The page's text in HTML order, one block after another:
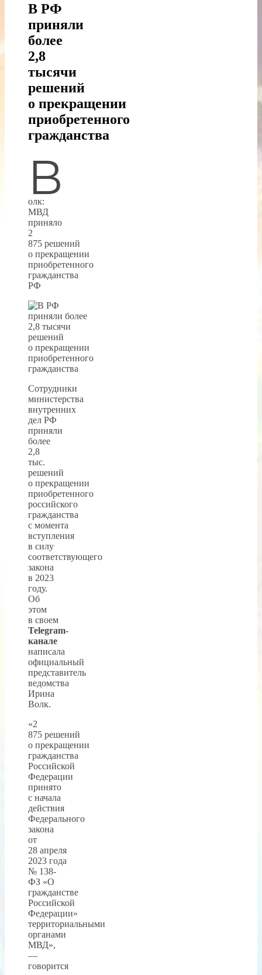
В РФ
приняли
более
2,8
тысячи
решений
о прекращении
приобретенного
гражданства
В
олк:
МВД
приняло
2
875 решений
о прекращении
приобретенного
гражданства
РФ
Сотрудники
министерства
внутренних
дел РФ
приняли
более
2,8
тыс.
решений
о прекращении
приобретенного
российского
гражданства
с момента
вступления
в силу
соответствующего
закона
в 2023
году.
Об
этом
в своем
Telegram-
канале
написала
официальный
представитель
ведомства
Ирина
Волк.
«2
875 решений
о прекращении
гражданства
Российской
Федерации
принято
с начала
действия
Федерального
закона
от
28 апреля
2023 года
№ 138-
ФЗ «О
гражданстве
Российской
Федерации»
территориальными
органами
МВД»,
—
говорится